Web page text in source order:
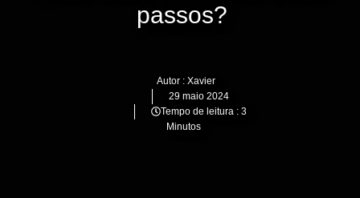
passos?
Autor : Xavier
29 maio 2024
Tempo de leitura : 3
Minutos